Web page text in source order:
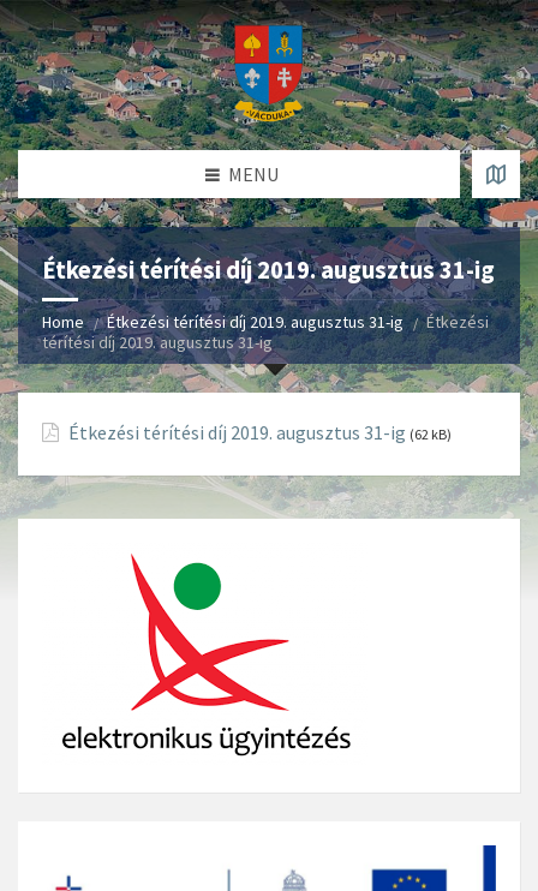
MENU
Étkezési térítési díj 2019. augusztus 31-ig
Home Étkezési térítési díj 2019. augusztus 31-ig
Étkezési
térítési díj 2019. augusztus 31-ig
Étkezési térítési díj 2019. augusztus 31-ig (62 kB)